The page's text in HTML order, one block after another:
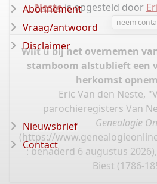
Nesteis opgesteld door
neem
Wilt u bij het overnemen
stamboom alstublieft een
herkomst
Eric Van den Neste,
parochieregisters Van
Genealogie
(https://
: benaderd 6 augustus
Biest (1786-
Abonnement
Vraag/antwoord
Disclaimer
Nieuwsbrief
Contact